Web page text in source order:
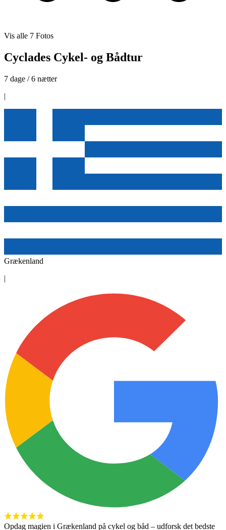
Vis alle 7 Fotos
Cyclades Cykel- og Bådtur
7 dage / 6 nætter
|
Grækenland
|
Opdag magien i Grækenland på cykel og båd – udforsk det bedste